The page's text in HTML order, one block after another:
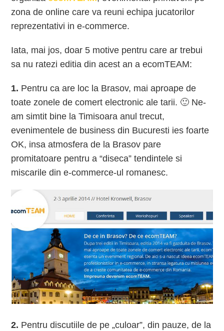
zona de online care va reuni echipa jucatorilor
reprezentativi in e-commerce.
Iata, mai jos, doar 5 motive pentru care ar trebui
sa nu ratezi editia din acest an a ecomTEAM:
1. Pentru ca are loc la Brasov, mai aproape de
toate zonele de comert electronic ale tarii. 🙂 Ne-
am simtit bine la Timisoara anul trecut,
evenimentele de business din Bucuresti ies foarte
OK, insa atmosfera de la Brasov pare
promitatoare pentru a “diseca” tendintele si
miscarile din e-commerce-ul romanesc.
2. Pentru discutiile de pe „culoar”, din pauze, de la